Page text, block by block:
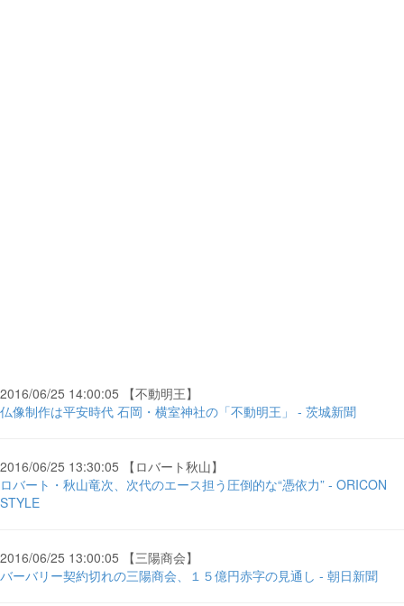
2016/06/25 14:00:05 【不動明王】
仏像制作は平安時代 石岡・横室神社の「不動明王」 - 茨城新聞
2016/06/25 13:30:05 【ロバート秋山】
ロバート・秋山竜次、次代のエース担う圧倒的な“憑依力” - ORICON
STYLE
2016/06/25 13:00:05 【三陽商会】
バーバリー契約切れの三陽商会、１５億円赤字の見通し - 朝日新聞